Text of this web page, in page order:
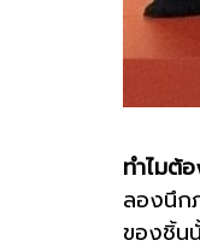
ทำไมต้
ลองนึก
ของชิ้น